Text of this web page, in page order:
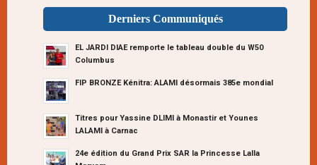
Derniers Communiqués
EL JARDI DIAE remporte le tableau double du W50
Columbus
FIP BRONZE Kénitra: ALAMI désormais 385e mondial
Titres pour Yassine DLIMI à Monastir et Younes
LALAMI à Carnac
24e édition du Grand Prix SAR la Princesse Lalla